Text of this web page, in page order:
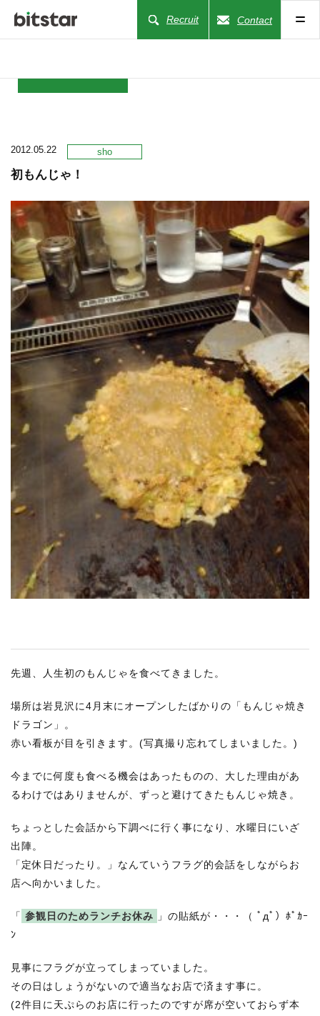
Recruit Contact
COMPANY
BUSINESS
WORKS
ACTION
RECRUIT
STAFF BLOG
CONTACT US
サイトマップ
情報セキュリティ
プライバシーポリシー
2012.05.22 sho
初もんじゃ！
先週、人生初のもんじゃを食べてきました。
場所は岩見沢に4月末にオープンしたばかりの「もんじゃ焼き
ドラゴン」。
赤い看板が目を引きます。(写真撮り忘れてしまいました。)
今までに何度も食べる機会はあったものの、大した理由があ
るわけではありませんが、ずっと避けてきたもんじゃ焼き。
ちょっとした会話から下調べに行く事になり、水曜日にいざ
出陣。
「定休日だったり。」なんていうフラグ的会話をしながらお
店へ向かいました。
「 参観日のためランチお休み
」の貼紙が・・・（ ﾟдﾟ）ﾎﾟｶｰ
ﾝ
見事にフラグが立ってしまっていました。
その日はしょうがないので適当なお店で済ます事に。
(2件目に天ぷらのお店に行ったのですが席が空いておらず本